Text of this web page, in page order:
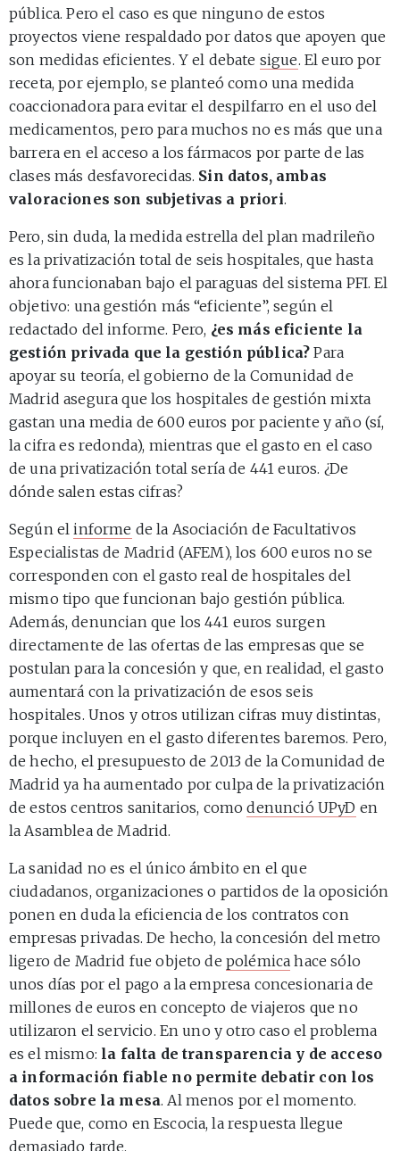
pública. Pero el caso es que ninguno de estos
proyectos viene respaldado por datos que apoyen que
son medidas eficientes. Y el debate sigue. El euro por
receta, por ejemplo, se planteó como una medida
coaccionadora para evitar el despilfarro en el uso del
medicamentos, pero para muchos no es más que una
barrera en el acceso a los fármacos por parte de las
clases más desfavorecidas. Sin datos, ambas
valoraciones son subjetivas a priori.
Pero, sin duda, la medida estrella del plan madrileño
es la privatización total de seis hospitales, que hasta
ahora funcionaban bajo el paraguas del sistema PFI. El
objetivo: una gestión más “eficiente”, según el
redactado del informe. Pero, ¿es más eficiente la
gestión privada que la gestión pública? Para
apoyar su teoría, el gobierno de la Comunidad de
Madrid asegura que los hospitales de gestión mixta
gastan una media de 600 euros por paciente y año (sí,
la cifra es redonda), mientras que el gasto en el caso
de una privatización total sería de 441 euros. ¿De
dónde salen estas cifras?
Según elinforme de la Asociación de Facultativos
Especialistas de Madrid (AFEM), los 600 euros no se
corresponden con el gasto real de hospitales del
mismo tipo que funcionan bajo gestión pública.
Además, denuncian que los 441 euros surgen
directamente de las ofertas de las empresas que se
postulan para la concesión y que, en realidad, el gasto
aumentará con la privatización de esos seis
hospitales. Unos y otros utilizan cifras muy distintas,
porque incluyen en el gasto diferentes baremos. Pero,
de hecho, el presupuesto de 2013 de la Comunidad de
Madrid ya ha aumentado por culpa de la privatización
de estos centros sanitarios, comodenunció UPyD en
la Asamblea de Madrid.
La sanidad no es el único ámbito en el que
ciudadanos, organizaciones o partidos de la oposición
ponen en duda la eficiencia de los contratos con
empresas privadas. De hecho, la concesión del metro
ligero de Madrid fue objeto de polémica hace sólo
unos días por el pago a la empresa concesionaria de
millones de euros en concepto de viajeros que no
utilizaron el servicio. En uno y otro caso el problema
es el mismo: la falta de transparencia y de acceso
a información fiable no permite debatir con los
datos sobre la mesa. Al menos por el momento.
Puede que, como en Escocia, la respuesta llegue
demasiado tarde.